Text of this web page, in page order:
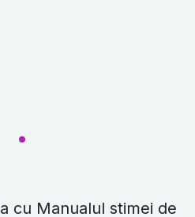
cu Manualul stimei de